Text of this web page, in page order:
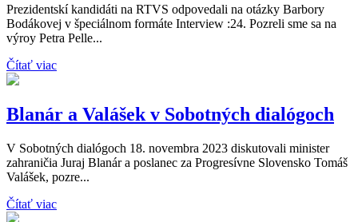
Prezidentskí kandidáti na RTVS odpovedali na otázky Barbory
Bodákovej v špeciálnom formáte Interview :24. Pozreli sme sa na
výroy Petra Pelle...
Čítať viac
Blanár a Valášek v Sobotných dialógoch
V Sobotných dialógoch 18. novembra 2023 diskutovali minister
zahraničia Juraj Blanár a poslanec za Progresívne Slovensko Tomáš
Valášek, pozre...
Čítať viac